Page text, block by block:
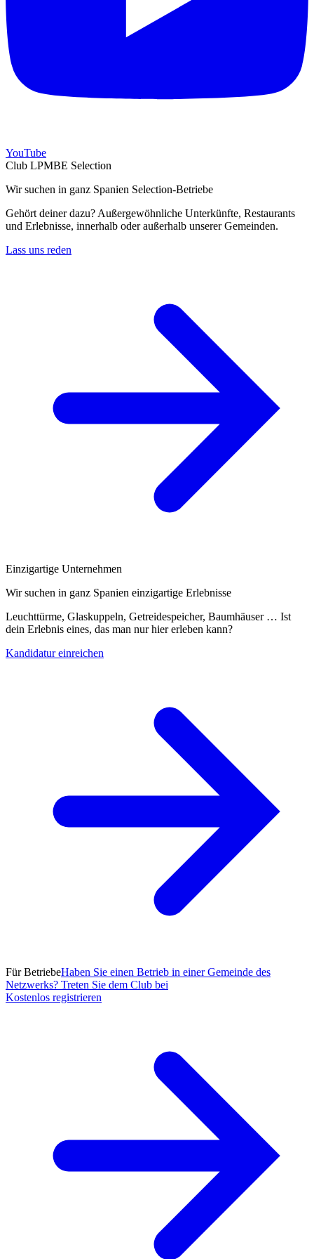
YouTube
Club LPMBE Selection
Wir suchen in ganz Spanien Selection-Betriebe
Gehört deiner dazu? Außergewöhnliche Unterkünfte, Restaurants
und Erlebnisse, innerhalb oder außerhalb unserer Gemeinden.
Lass uns reden
Einzigartige Unternehmen
Wir suchen in ganz Spanien einzigartige Erlebnisse
Leuchttürme, Glaskuppeln, Getreidespeicher, Baumhäuser … Ist
dein Erlebnis eines, das man nur hier erleben kann?
Kandidatur einreichen
Für BetriebeHaben Sie einen Betrieb in einer Gemeinde des
Netzwerks? Treten Sie dem Club bei
Kostenlos registrieren